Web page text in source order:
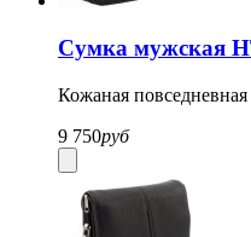
Сумка мужская
Кожаная
9 750руб